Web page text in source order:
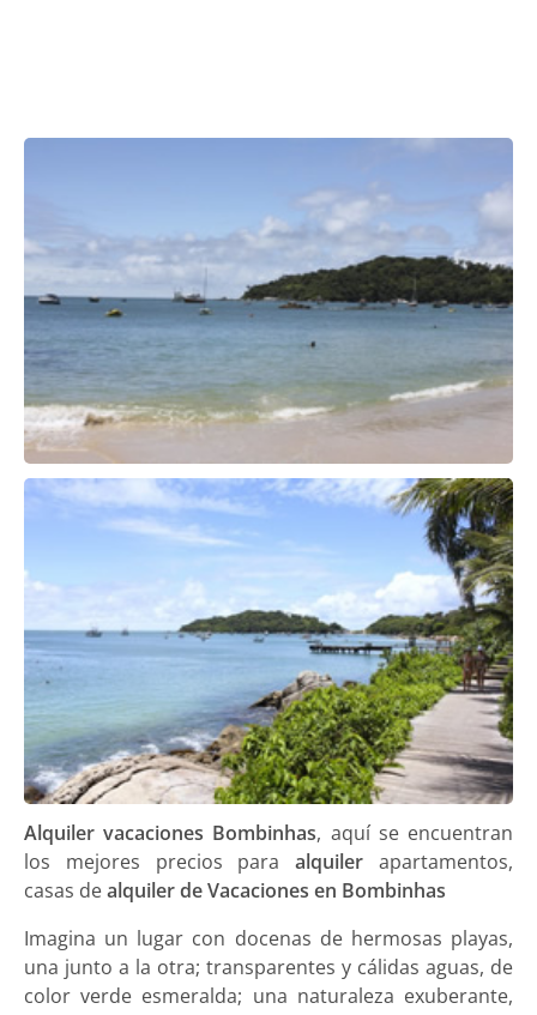
Alquiler vacaciones Bombinhas, aquí se encuentran
los mejores precios paraalquiler apartamentos,
casas dealquiler de Vacaciones en Bombinhas
Imagina un lugar con docenas de hermosas playas,
una junto a la otra; transparentes y cálidas aguas, de
color verde esmeralda; una naturaleza exuberante,